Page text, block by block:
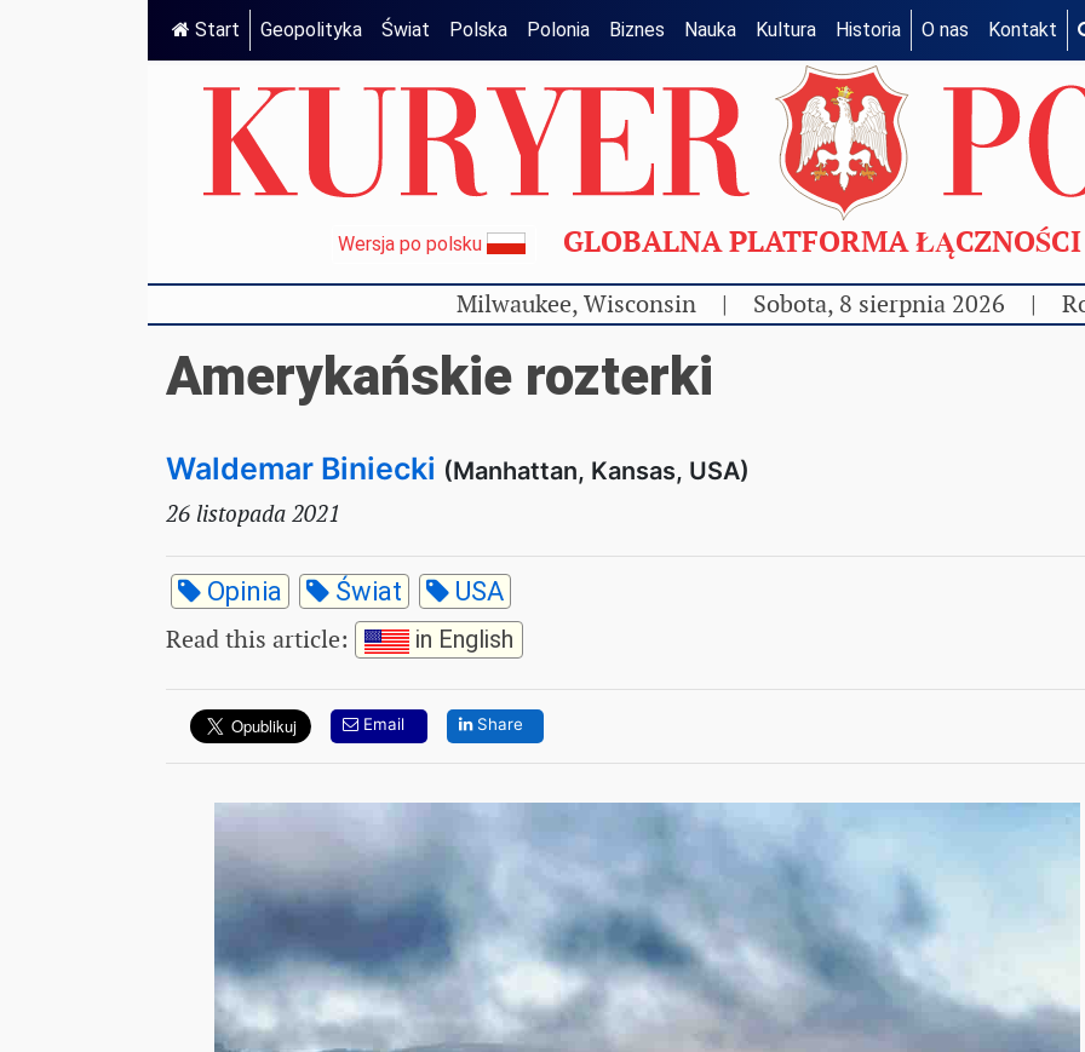
Start Geopolityka Świat Polska Polonia Biznes Nauka Kultura Historia O nas Kontakt
Wersja po polsku GLOBALNA PLATFORMA ŁĄCZNOŚCI
Milwaukee, Wisconsin | Sobota, 8 sierpnia 2026 |
Amerykańskie rozterki
Waldemar Biniecki (Manhattan, Kansas, USA)
26 listopada 2021
Opinia Świat USA
Read this article: in English
Email Share